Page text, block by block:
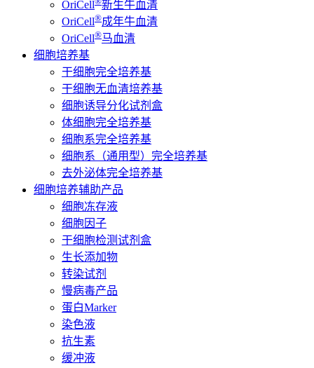
OriCell
新生牛血清
OriCell®成年牛血清
OriCell®马血清
细胞培养基
干细胞完全培养基
干细胞无血清培养基
细胞诱导分化试剂盒
体细胞完全培养基
细胞系完全培养基
细胞系（通用型）完全培养基
去外泌体完全培养基
细胞培养辅助产品
细胞冻存液
细胞因子
干细胞检测试剂盒
生长添加物
转染试剂
慢病毒产品
蛋白Marker
染色液
抗生素
缓冲液